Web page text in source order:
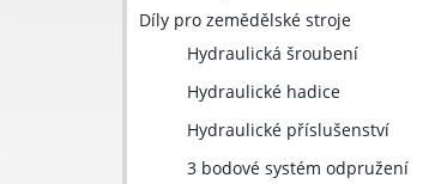
Díly pro zemědělské stroje
Hydraulická šroubení
Hydraulické hadice
Hydraulické příslušenství
3 bodové systém odpružení